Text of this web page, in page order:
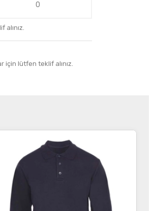
0
alınız.
için lütfen teklif alınız.